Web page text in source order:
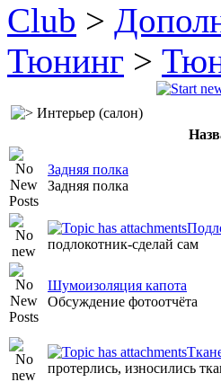
Club >
Тюнинг >
Интерьер (салон)
Задняя полка
Задняя полка
подлокотник-сделай сам
Шумоизоляция капота
Обсуждение фотоотчёта
протерлись, износились